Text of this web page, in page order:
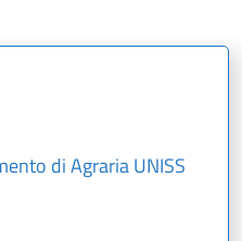
di Agraria UNISS